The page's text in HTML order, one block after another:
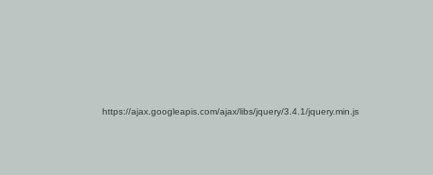
https://ajax.googleapis.com/ajax/libs/jquery/3.4.1/jquery.min.js